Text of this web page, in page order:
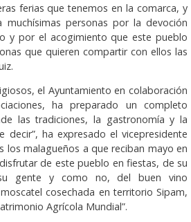
ferias que tenemos en la comarca, y
personas por la devoción
y por el acogimiento que este pueblo
que quieren compartir con ellos las
el Ayuntamiento en colaboración
ha preparado un completo
las tradiciones, la gastronomía y la
decir”, ha expresado el vicepresidente
los malagueños a que reciban mayo en
de este pueblo en fiestas, de su
gente y como no, del buen vino
cosechada en territorio Sipam,
Agrícola Mundial”.